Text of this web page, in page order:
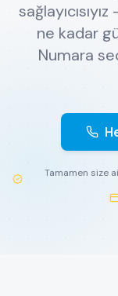
ne kadar
Numara
Tamamen size